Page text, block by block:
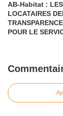
AB-Habitat :
LOCATAIRES
POUR LE